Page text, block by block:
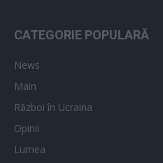
CATEGORIE POPULARĂ
News
Main
Război în Ucraina
Opinii
Lumea